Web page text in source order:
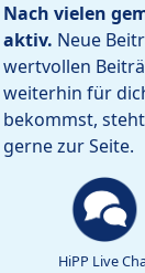
Nach vielen
aktiv. Neue
wertvollen
weiterhin für
bekommst,
gerne zur Seite.
HiPP Live